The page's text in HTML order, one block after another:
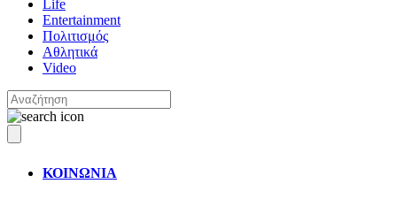
Life
Entertainment
Πολιτισμός
Αθλητικά
Video
ΚΟΙΝΩΝΙΑ